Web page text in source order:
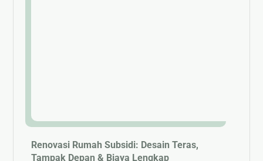
Renovasi Rumah Subsidi: Desain Teras,
Tampak Depan & Biaya Lengkap